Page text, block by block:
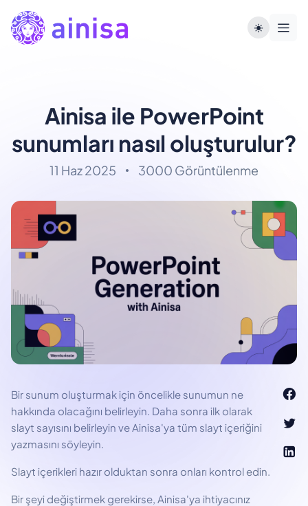
Ainisa ile PowerPoint
sunumları nasıl oluşturulur?
11 Haz 2025 3000 Görüntülenme
Bir sunum oluşturmak için öncelikle sunumun ne
hakkında olacağını belirleyin. Daha sonra ilk olarak
slayt sayısını belirleyin ve Ainisa'ya tüm slayt içeriğini
yazmasını söyleyin.
Slayt içerikleri hazır olduktan sonra onları kontrol edin.
Bir şeyi değiştirmek gerekirse, Ainisa'ya ihtiyacınız